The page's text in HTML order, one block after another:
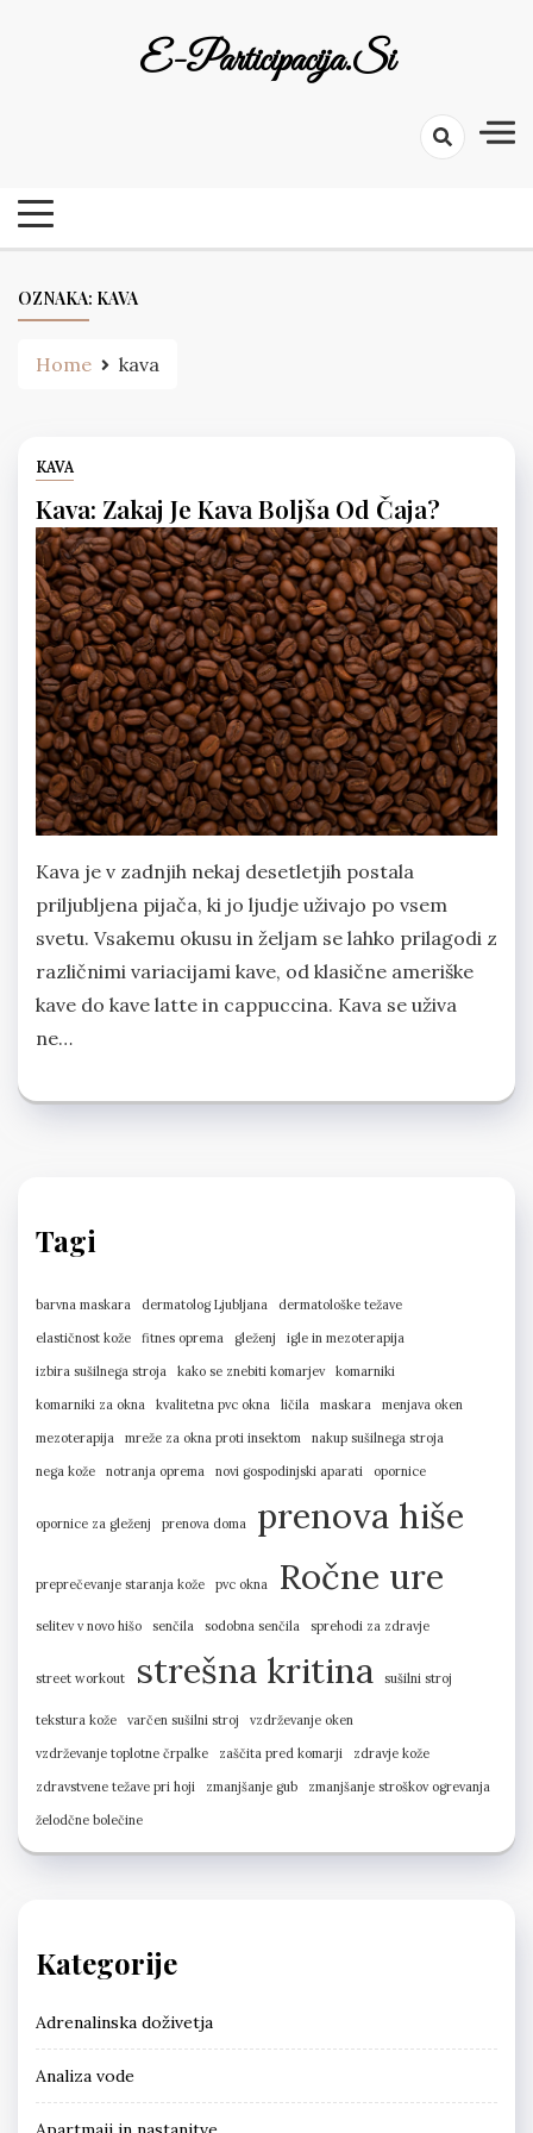
E-Participacija.si
OZNAKA: KAVA
Home kava
KAVA
Kava: Zakaj Je Kava Boljša Od Čaja?
Kava je v zadnjih nekaj desetletjih postala
priljubljena pijača, ki jo ljudje uživajo po vsem
svetu. Vsakemu okusu in željam se lahko prilagodi z
različnimi variacijami kave, od klasične ameriške
kave do kave latte in cappuccina. Kava se uživa
ne…
Tagi
barvna maskara dermatolog Ljubljana
dermatološke težave
elastičnost kože
fitnes oprema gleženj
igle in mezoterapija
izbira sušilnega stroja
kako se znebiti komarjev
komarniki
komarniki za okna
kvalitetna pvc okna ličila maskara
menjava oken
mezoterapija
mreže za okna proti insektom
nakup sušilnega stroja
nega kože
notranja oprema novi gospodinjski aparati opornice
opornice za gleženj prenova doma prenova hiše
preprečevanje staranja kože pvc okna Ročne ure
selitev v novo hišo senčila sodobna senčila sprehodi za zdravje
street workout strešna kritina sušilni stroj
tekstura kože varčen sušilni stroj
vzdrževanje oken
vzdrževanje toplotne črpalke
zaščita pred komarji
zdravje kože
zdravstvene težave pri hoji
zmanjšanje gub
zmanjšanje stroškov ogrevanja
želodčne bolečine
Kategorije
Adrenalinska doživetja
Analiza vode